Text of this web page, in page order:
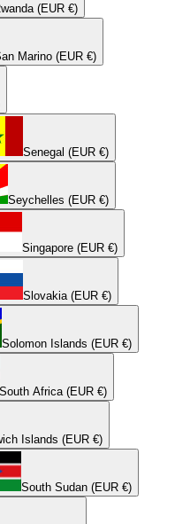
(EUR €)
Marino (EUR €)
Senegal (EUR €)
Seychelles (EUR €)
Singapore (EUR €)
Slovakia (EUR €)
Solomon Islands (EUR €)
South Africa (EUR €)
Islands (EUR €)
South Sudan (EUR €)